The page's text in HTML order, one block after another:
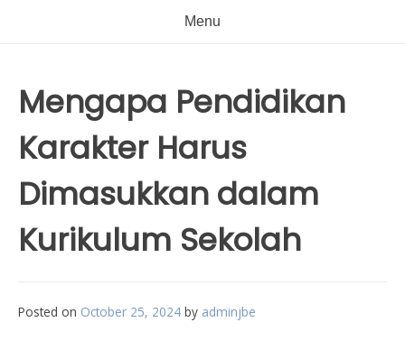
Menu
Mengapa Pendidikan
Karakter Harus
Dimasukkan dalam
Kurikulum Sekolah
Posted on October 25, 2024 by adminjbe